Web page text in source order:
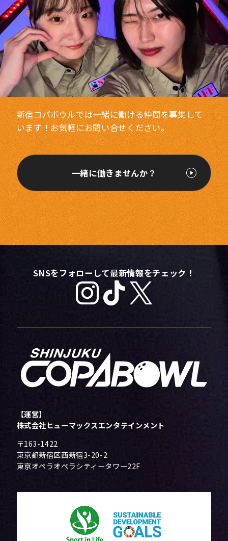
新宿コパボウルでは一緒に働ける仲間を募集して
います！お気軽にお問い合せください。
一緒に働きませんか？
SNSをフォローして最新情報をチェック！
【運営】
株式会社ヒューマックスエンタテインメント
〒163-1422
東京都新宿区西新宿3-20-2
東京オペラオペラシティータワー22F